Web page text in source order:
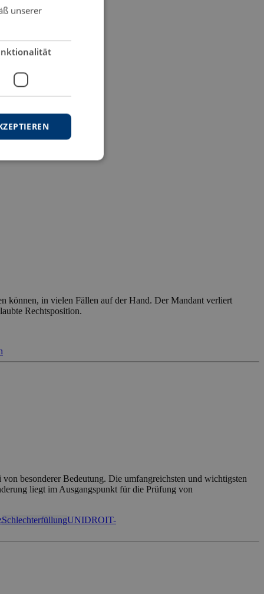
können, in vielen Fällen auf der Hand. Der Mandant verliert
Rechtsposition.
besonderer Bedeutung. Die umfangreichsten und wichtigsten
liegt im Ausgangspunkt für die Prüfung von
SchlechterfüllungUNIDROIT-
unserer